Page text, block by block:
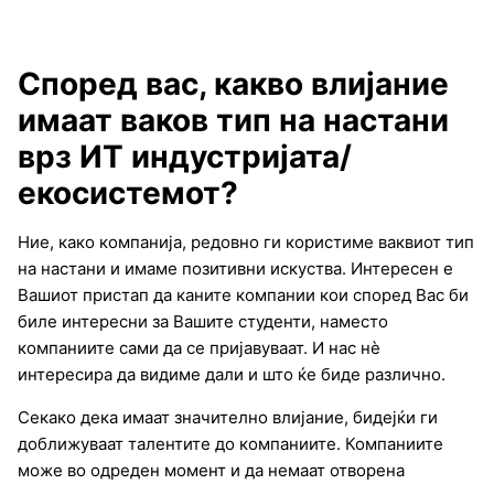
Според вас, какво влијание
имаат ваков тип на настани
врз ИТ индустријата/
екосистемот?
Ние, како компанија, редовно ги користиме ваквиот тип
на настани и имаме позитивни искуства. Интересен е
Вашиот пристап да каните компании кои според Вас би
биле интересни за Вашите студенти, наместо
компаниите сами да се пријавуваат. И нас нѐ
интересира да видиме дали и што ќе биде различно.
Секако дека имаат значително влијание, бидејќи ги
доближуваат талентите до компаниите. Компаниите
може во одреден момент и да немаат отворена